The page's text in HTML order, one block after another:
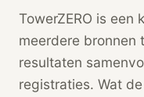
TowerZERO is
meerdere bronnen
resultaten
registraties. Wat